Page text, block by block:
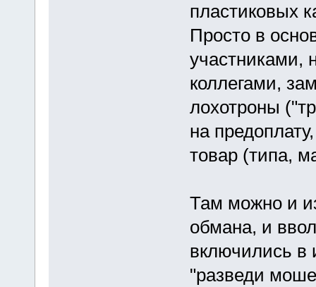
пластиковых
Просто в
участниками,
коллегами,
лохотроны
на
товар (типа,
Там можно и
обмана, и
включились в
"разведи